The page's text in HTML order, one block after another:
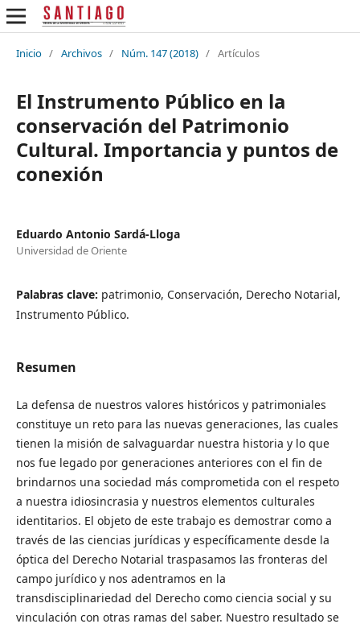
Inicio / Archivos / Núm. 147 (2018) / Artículos
El Instrumento Público en la
conservación del Patrimonio
Cultural. Importancia y puntos de
conexión
Eduardo Antonio Sardá-Lloga
Universidad de Oriente
Palabras clave: patrimonio, Conservación, Derecho Notarial,
Instrumento Público.
Resumen
La defensa de nuestros valores históricos y patrimoniales
constituye un reto para las nuevas generaciones, las cuales
tienen la misión de salvaguardar nuestra historia y lo que
nos fue legado por generaciones anteriores con el fin de
brindarnos una sociedad más comprometida con el respeto
a nuestra idiosincrasia y nuestros elementos culturales
identitarios. El objeto de este trabajo es demostrar como a
través de las ciencias jurídicas y específicamente desde la
óptica del Derecho Notarial traspasamos las fronteras del
campo jurídico y nos adentramos en la
transdisciplinariedad del Derecho como ciencia social y su
vinculación con otras ramas del saber. Nuestro resultado se